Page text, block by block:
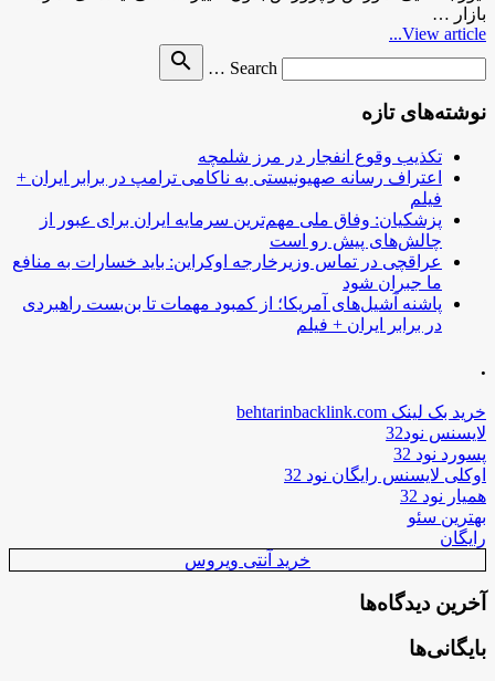
بازار …
View article...
Search …
search
نوشته‌های تازه
تکذیب وقوع انفجار در مرز شلمچه
اعتراف رسانه صهیونیستی به ناکامی ترامپ در برابر ایران +
فیلم
پزشکیان: وفاق ملی مهم‌ترین سرمایه ایران برای عبور از
چالش‌های پیش رو است
عراقچی در تماس وزیرخارجه اوکراین: باید خسارات به منافع
ما جبران شود
پاشنه آشیل‌های آمریکا؛ از کمبود مهمات تا بن‌بست راهبردی
در برابر ایران + فیلم
.
خرید بک لینک behtarinbacklink.com
لایسنس نود32
پسورد نود 32
اوکلی لایسنس رایگان نود 32
همیار نود 32
بهترین سئو
رایگان
خرید آنتی ویروس
آخرین دیدگاه‌ها
بایگانی‌ها